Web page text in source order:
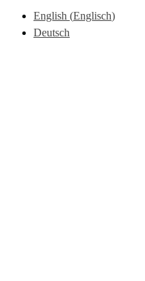
English (Englisch)
Deutsch